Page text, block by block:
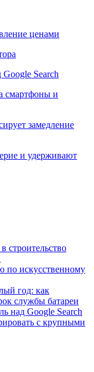
ценами
Search
смартфоны и
замедление
и удерживают
строительство
по искусственному
год: как
службы батареи
над Google Search
с крупными